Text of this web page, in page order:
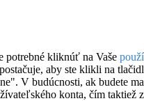
potrebné kliknúť na Vaše
aby ste klikli na
V budúcnosti, ak budete
konta, čím taktiež